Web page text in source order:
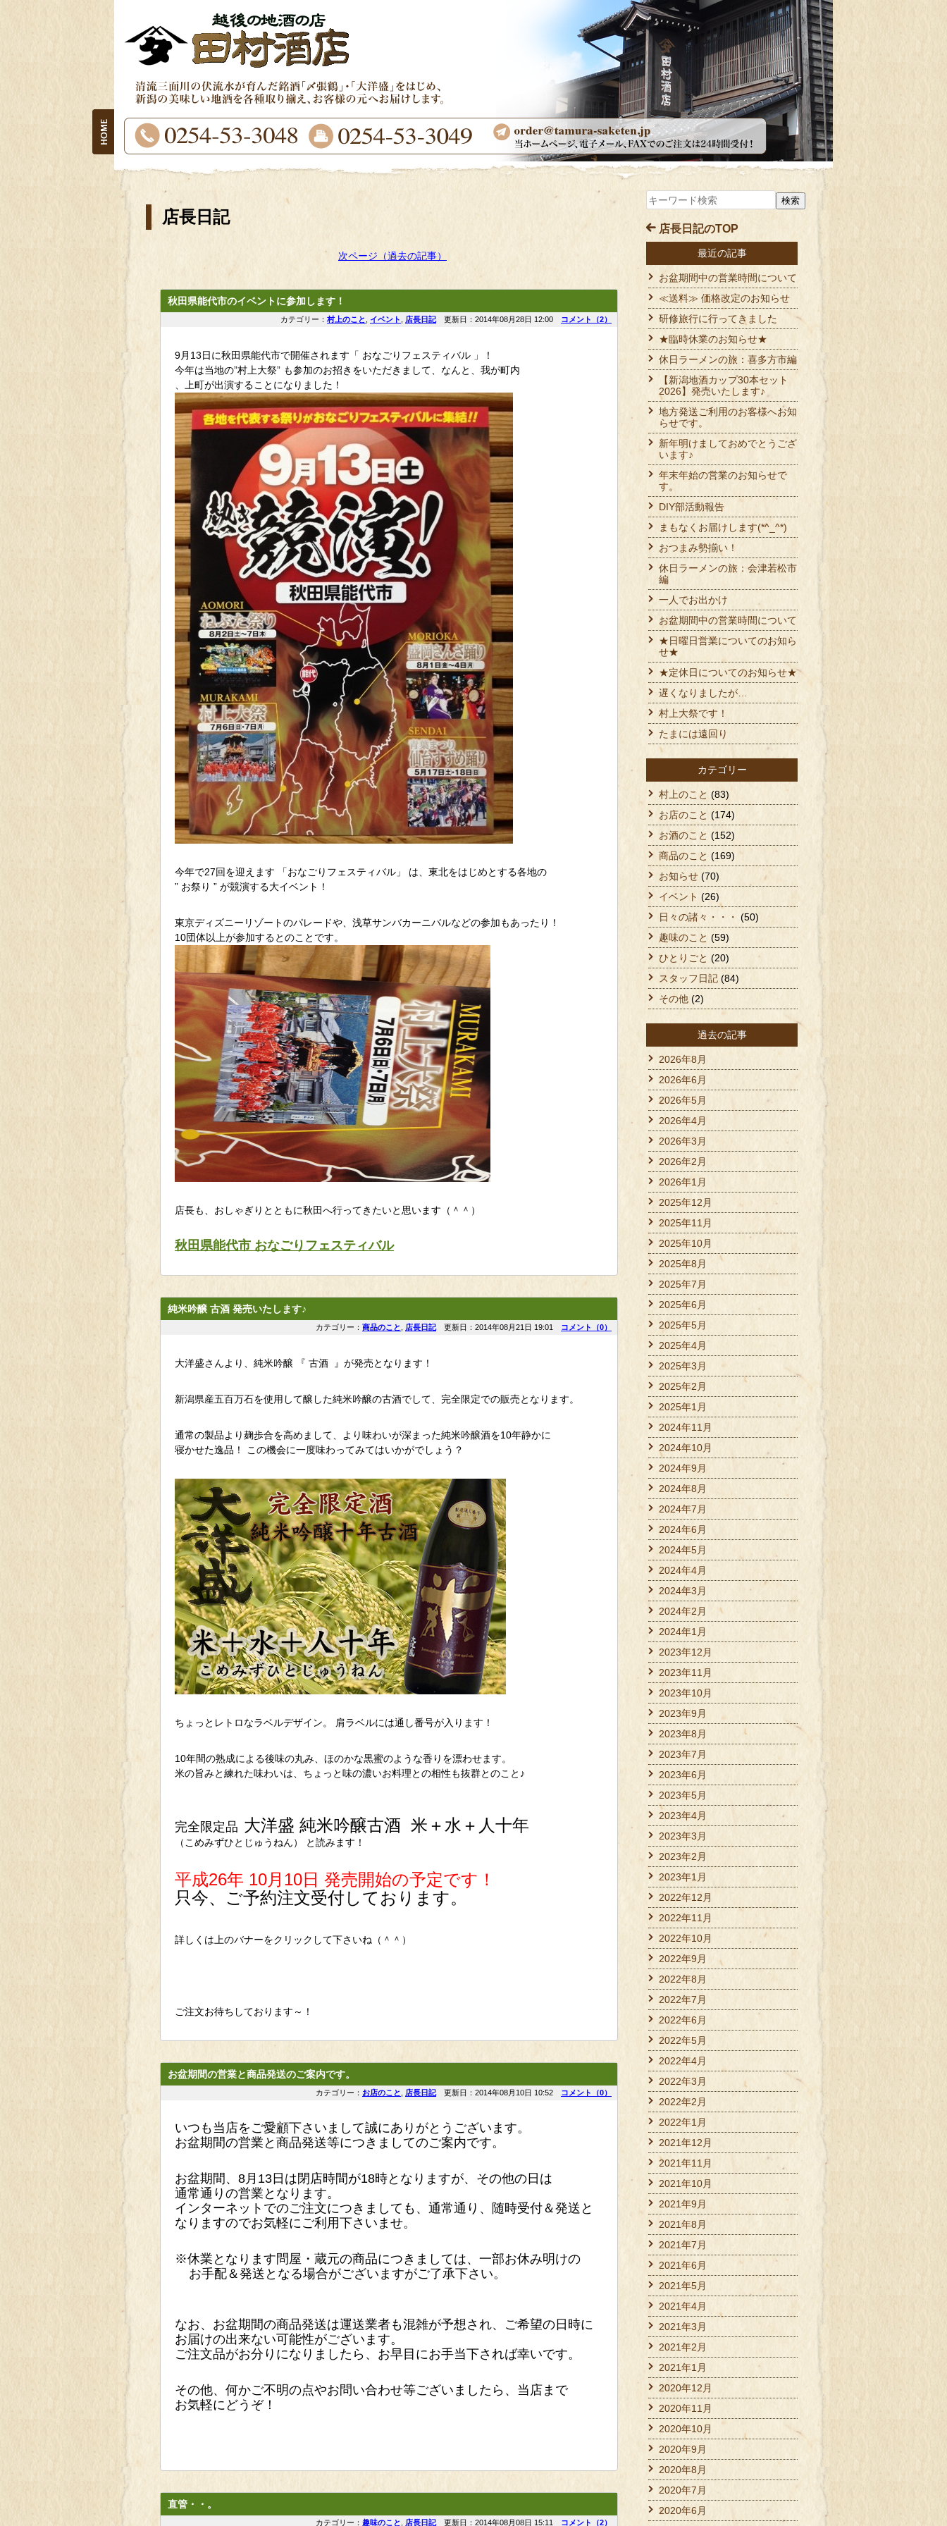
店長日記
次ページ（過去の記事）
秋田県能代市のイベントに参加します！
カテゴリー： 村上のこと イベント 店長日記更新日：2014年08月28日 12:00 コメント（2）
9月13日に秋田県能代市で開催されます「 おなごりフェスティバル 」！
今年は当地の”村上大祭” も参加のお招きをいただきまして、なんと、我が町内
、上町が出演することになりました！
今年で27回を迎えます 「おなごりフェスティバル」 は、東北をはじめとする各地の
” お祭り ” が競演する大イベント！
東京ディズニーリゾートのパレードや、浅草サンバカーニバルなどの参加もあったり！
10団体以上が参加するとのことです。
店長も、おしゃぎりとともに秋田へ行ってきたいと思います（＾＾）
秋田県能代市 おなごりフェスティバル
純米吟醸 古酒 発売いたします♪
カテゴリー： 商品のこと 店長日記更新日：2014年08月21日 19:01 コメント（0）
大洋盛さんより、純米吟醸 『 古酒 』が発売となります！
新潟県産五百万石を使用して醸した純米吟醸の古酒でして、完全限定での販売となります。
通常の製品より麹歩合を高めまして、より味わいが深まった純米吟醸酒を10年静かに
寝かせた逸品！ この機会に一度味わってみてはいかがでしょう？
ちょっとレトロなラベルデザイン。 肩ラベルには通し番号が入ります！
10年間の熟成による後味の丸み、ほのかな黒蜜のような香りを漂わせます。
米の旨みと練れた味わいは、ちょっと味の濃いお料理との相性も抜群とのこと♪
完全限定品 大洋盛 純米吟醸古酒 米＋水＋人十年
（こめみずひとじゅうねん） と読みます！
平成26年 10月10日 発売開始の予定です！
只今、ご予約注文受付しております。
詳しくは上のバナーをクリックして下さいね（＾＾）
ご注文お待ちしております～！
お盆期間の営業と商品発送のご案内です。
カテゴリー： お店のこと 店長日記更新日：2014年08月10日 10:52 コメント（0）
いつも当店をご愛顧下さいまして誠にありがとうございます。
お盆期間の営業と商品発送等につきましてのご案内です。
お盆期間、8月13日は閉店時間が18時となりますが、その他の日は
通常通りの営業となります。
インターネットでのご注文につきましても、通常通り、随時受付＆発送と
なりますのでお気軽にご利用下さいませ。
※休業となります問屋・蔵元の商品につきましては、一部お休み明けの
お手配＆発送となる場合がございますがご了承下さい。
なお、お盆期間の商品発送は運送業者も混雑が予想され、ご希望の日時に
お届けの出来ない可能性がございます。
ご注文品がお分りになりましたら、お早目にお手当下されば幸いです。
その他、何かご不明の点やお問い合わせ等ございましたら、当店まで
お気軽にどうぞ！
直管・・。
カテゴリー： 趣味のこと 店長日記更新日：2014年08月08日 15:11 コメント（2）
店長日記のTOP
最近の記事
お盆期間中の営業時間について
≪送料≫ 価格改定のお知らせ
研修旅行に行ってきました
★臨時休業のお知らせ★
休日ラーメンの旅：喜多方市編
【新潟地酒カップ30本セット
2026】発売いたします♪
地方発送ご利用のお客様へお知
らせです。
新年明けましておめでとうござ
います♪
年末年始の営業のお知らせで
す。
DIY部活動報告
まもなくお届けします(*^_^*)
おつまみ勢揃い！
休日ラーメンの旅：会津若松市
編
一人でお出かけ
お盆期間中の営業時間について
★日曜日営業についてのお知ら
せ★
★定休日についてのお知らせ★
遅くなりましたが…
村上大祭です！
たまには遠回り
カテゴリー
村上のこと (83)
お店のこと (174)
お酒のこと (152)
商品のこと (169)
お知らせ (70)
イベント (26)
日々の諸々・・・ (50)
趣味のこと (59)
ひとりごと (20)
スタッフ日記 (84)
その他 (2)
過去の記事
2026年8月
2026年6月
2026年5月
2026年4月
2026年3月
2026年2月
2026年1月
2025年12月
2025年11月
2025年10月
2025年8月
2025年7月
2025年6月
2025年5月
2025年4月
2025年3月
2025年2月
2025年1月
2024年11月
2024年10月
2024年9月
2024年8月
2024年7月
2024年6月
2024年5月
2024年4月
2024年3月
2024年2月
2024年1月
2023年12月
2023年11月
2023年10月
2023年9月
2023年8月
2023年7月
2023年6月
2023年5月
2023年4月
2023年3月
2023年2月
2023年1月
2022年12月
2022年11月
2022年10月
2022年9月
2022年8月
2022年7月
2022年6月
2022年5月
2022年4月
2022年3月
2022年2月
2022年1月
2021年12月
2021年11月
2021年10月
2021年9月
2021年8月
2021年7月
2021年6月
2021年5月
2021年4月
2021年3月
2021年2月
2021年1月
2020年12月
2020年11月
2020年10月
2020年9月
2020年8月
2020年7月
2020年6月